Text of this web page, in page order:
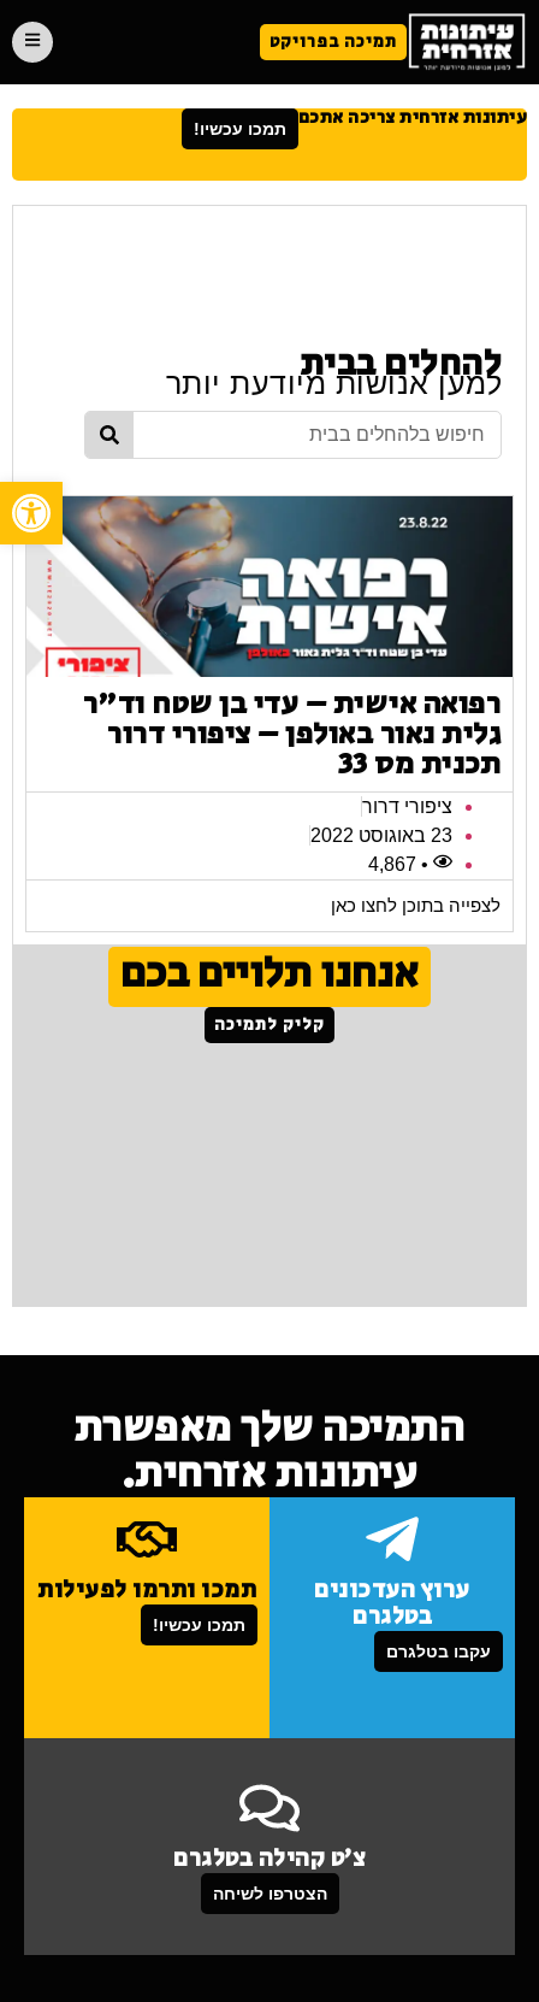
תמיכה בפרויקט
עיתונות אזרחית צריכה אתכם תמכו עכשיו!
להחלים בבית
למען אנושות מיודעת יותר
רפואה אישית – עדי בן שטח וד"ר
גלית נאור באולפן – ציפורי דרור
תכנית מס 33
ציפורי דרור
23 באוגוסט 2022
• 4,867
לצפייה בתוכן לחצו כאן
אנחנו תלויים בכם
קליק לתמיכה
התמיכה שלך מאפשרת
עיתונות אזרחית.
ערוץ העדכונים
בטלגרם
עקבו בטלגרם
תמכו ותרמו לפעילות
תמכו עכשיו!
צ'ט קהילה בטלגרם
הצטרפו לשיחה